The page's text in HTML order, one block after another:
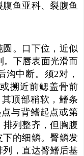
鱼亚科、裂腹鱼
。口下位，近似
。下唇表面光滑而
沟中断。须2对，
搠近前鳃盖骨前
顶部稍软，鳍条
与背鳍起点或第
列整齐，但胸腹
的细鳞。臀鳞发
，直达臀鳍后基